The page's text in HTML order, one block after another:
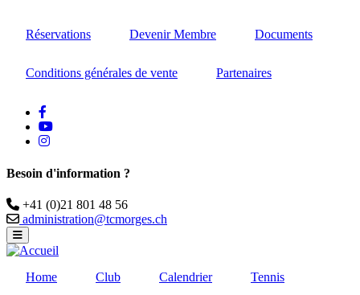
Réservations Devenir Membre Documents
Conditions générales de vente Partenaires
Youtube
instagram
Besoin d'information ?
Téléphone
+41 (0)21 801 48 56
Email
administration@tcmorges.ch
Home Club Calendrier Tennis